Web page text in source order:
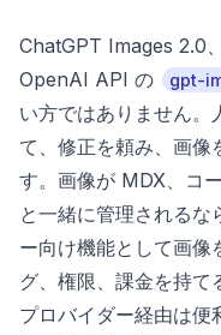
ChatGPT Images 2.0
OpenAI API の
gpt-
い方ではありません。
て、修正を頼み、画
す。画像が MDX、コ
と一緒に管理される
ー向け機能として画像
グ、権限、課金を持て
プロバイダー経由は便